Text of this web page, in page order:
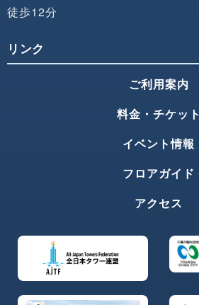
徒歩12分
リンク
ご利用案内
料金・チケット
イベント情報
フロアガイド
アクセス